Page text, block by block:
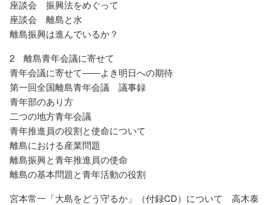
座談会 振興法をめぐって
座談会 離島と水
離島振興は進んでいるか？
2 離島青年会議に寄せて
青年会議に寄せて――よき明日への期待
第一回全国離島青年会議 議事録
青年部のあり方
二つの地方青年会議
青年推進員の役割と使命について
離島における産業問題
離島振興と青年推進員の使命
離島の基本問題と青年活動の役割
宮本常一「大島をどう守るか」（付録CD）について 高木泰